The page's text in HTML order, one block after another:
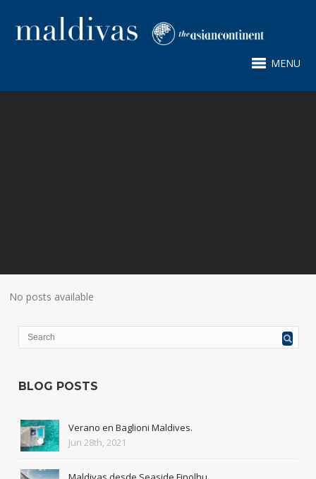
MENU
No posts available
BLOG POSTS
Verano en Baglioni Maldives.
Jun 28th, 2021